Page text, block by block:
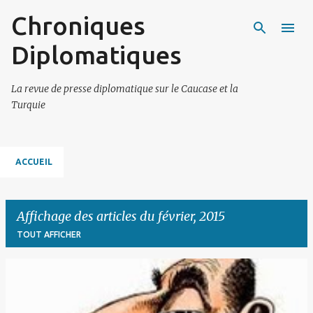
Accéder au contenu principal
Chroniques
Diplomatiques
La revue de presse diplomatique sur le Caucase et la
Turquie
ACCUEIL
Affichage des articles du février, 2015
TOUT AFFICHER